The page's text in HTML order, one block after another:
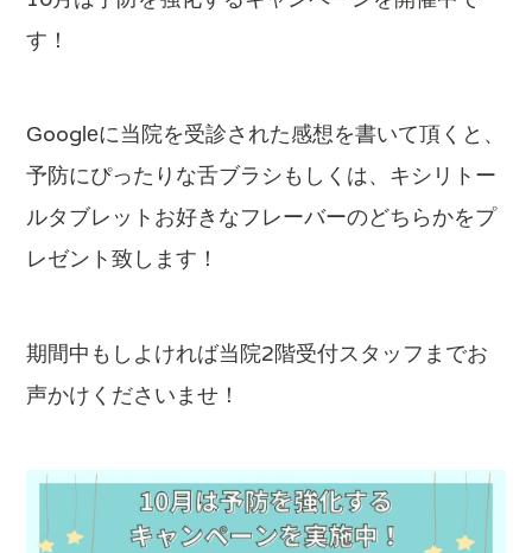
す！
Googleに当院を受診された感想を書いて頂くと、
予防にぴったりな舌ブラシもしくは、キシリトー
ルタブレットお好きなフレーバーのどちらかをプ
レゼント致します！
期間中もしよければ当院2階受付スタッフまでお
声かけくださいませ！